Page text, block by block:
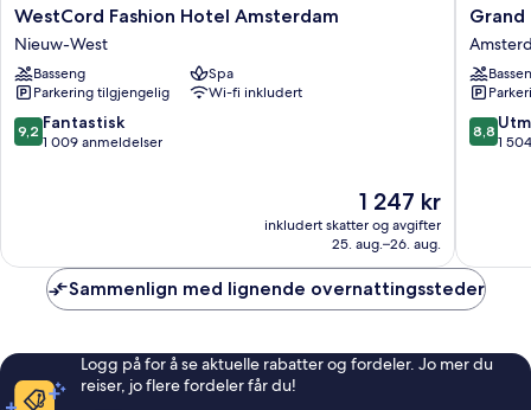
WestCord
Fashion
Hotel
Amsterdam
Nieuw-
West
WestCord Fashion Hotel Amsterdam
Nieuw-West
Basseng
Spa
Parkering tilgjengelig
Wi-fi inkludert
9.2
av
9,2 Fantastisk
1 009 anmeldelser
Prisen
1 247 kr
1 247 kr
inkludert skatter og avgifter
25. aug.–26. aug.
Grand
Hotel
Amrâth
sentrum
8.8
av
8,8
1
Sammenlign med lignende overnattingssteder
Logg på for å se aktuelle rabatter og fordeler. Jo mer du
reiser, jo flere fordeler får du!